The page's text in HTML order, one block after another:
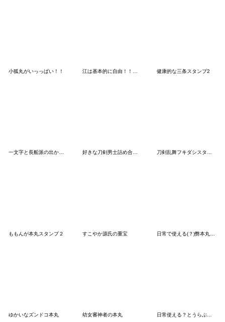
小狐丸がいっっぱい！！ 健康的な三条スタンプ2
一文字と長船派の出かけようよ!スタンプ 好きな刀剣男士詰め合わせ2 刀剣乱舞フキダシスタンプ
ももんが本丸スタンプ２ すこやか源氏の重宝 日常で使える(？)弊本丸スタンプ
ゆかいなズンドコ本丸 幼女審神者の本丸 日常使える？とうらぶスタンプNO.1